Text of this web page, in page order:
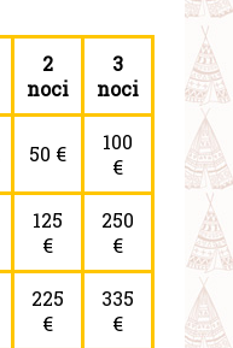
2
noci
3
noci
50 €
100
€
125
€
250
€
225
€
335
€